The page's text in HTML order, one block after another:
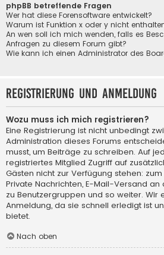
phpBB betreffende Fragen
Wer hat diese Forensoftware entwickelt?
Warum ist Funktion x oder y nicht
An wen soll ich mich wenden, falls es
Anfragen zu diesem Forum gibt?
Wie kann ich einen Administrator des
Registrierung und Anmeldung
Wozu muss ich mich registrieren?
Eine Registrierung ist nicht unbedingt
Administration dieses Forums
musst, um Beiträge zu schreiben. Auf
registriertes Mitglied Zugriff auf
Gästen nicht zur Verfügung stehen:
Private Nachrichten, E-Mail-Versand an
zu Benutzergruppen und so weiter. Wir
Anmeldung, da sie schnell erledigt ist
bietet.
Nach oben